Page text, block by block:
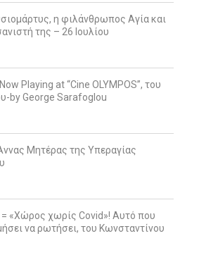
η φιλάνθρωπος Αγία και
της – 26 Ιουλίου
Playing at “Cine OLYMPOS”, του
by George Sarafoglou
Μητέρας της Υπεραγίας
«Χώρος χωρίς Covid»! Αυτό που
να ρωτήσει, του Κωνσταντίνου